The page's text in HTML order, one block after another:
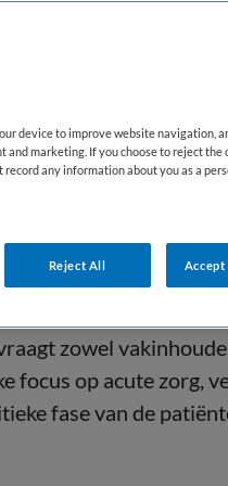
signalering
een belangrijke
Door continu
pijn- en
Voor
intensieve
waarbij
staan.
zowel
focus op acute zorg,
fase van de
device to improve website navigation,
and marketing. If you choose to reject the
any information about you as a
Reject All Accept